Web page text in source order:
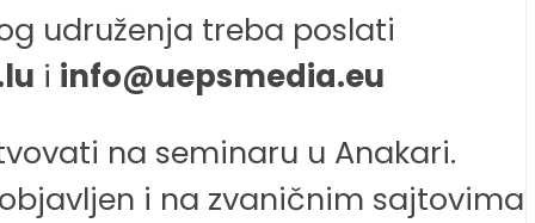
udruženja treba poslati
i info@uepsmedia.eu
na seminaru u Anakari.
i na zvaničnim sajtovima